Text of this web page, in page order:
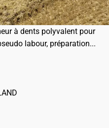
à dents polyvalent pour
labour, préparation...